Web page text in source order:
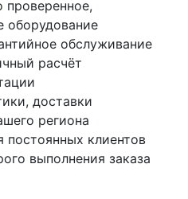
оборудование
обслуживание
расчёт
доставки
региона
постоянных клиентов
выполнения заказа